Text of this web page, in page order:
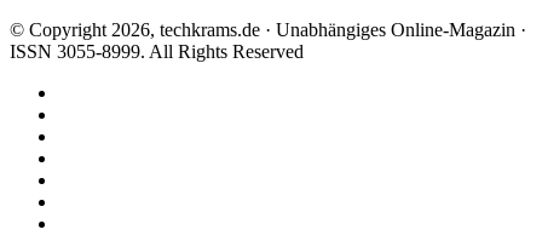
© Copyright 2026, techkrams.de · Unabhängiges Online-Magazin ·
ISSN 3055-8999. All Rights Reserved